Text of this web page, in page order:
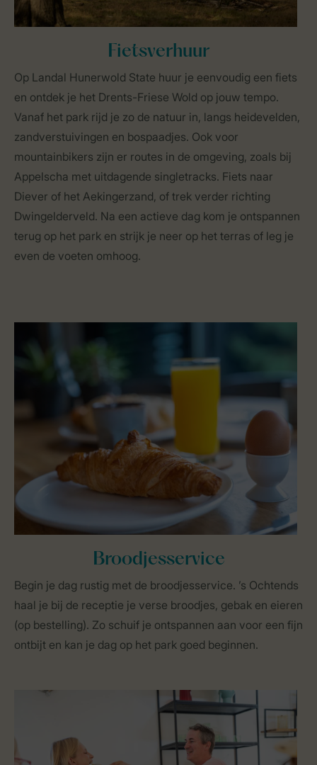
Fietsverhuur
Op Landal Hunerwold State huur je eenvoudig een fiets
en ontdek je het Drents-Friese Wold op jouw tempo.
Vanaf het park rijd je zo de natuur in, langs heidevelden,
zandverstuivingen en bospaadjes. Ook voor
mountainbikers zijn er routes in de omgeving, zoals bij
Appelscha met uitdagende singletracks. Fiets naar
Diever of het Aekingerzand, of trek verder richting
Dwingelderveld. Na een actieve dag kom je ontspannen
terug op het park en strijk je neer op het terras of leg je
even de voeten omhoog.
Broodjesservice
Begin je dag rustig met de broodjesservice. ’s Ochtends
haal je bij de receptie je verse broodjes, gebak en eieren
(op bestelling). Zo schuif je ontspannen aan voor een fijn
ontbijt en kan je dag op het park goed beginnen.